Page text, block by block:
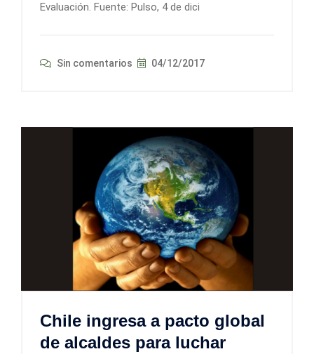
Evaluación. Fuente: Pulso, 4 de dici
Sin comentarios 04/12/2017
Chile ingresa a pacto global
de alcaldes para luchar